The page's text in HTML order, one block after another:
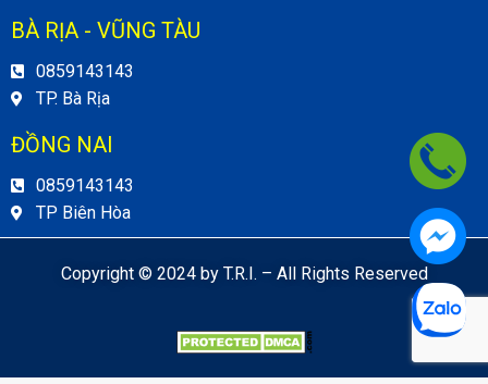
BÀ RỊA - VŨNG TÀU
0859143143
TP. Bà Rịa
ĐỒNG NAI
0859143143
TP Biên Hòa
Copyright © 2024 by T.R.I. – All Rights Reserved